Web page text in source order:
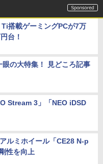
搭載ゲーミングPCが7万
台！
眼の大特集！ 見どころ記事
Stream 3」「NEO iDSD
ルミホイール「CE28 N-p
性を向上